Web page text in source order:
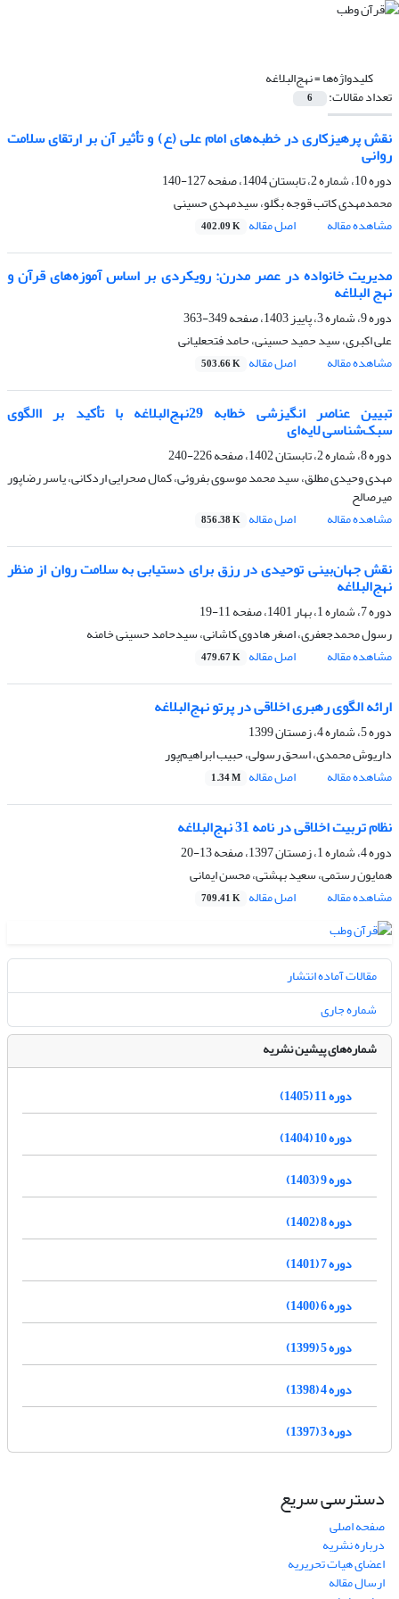
کلیدواژه‌ها =نهج‌البلاغه
تعداد مقالات: 6
نقش پرهیزکاری در خطبه‌های امام علی (ع) و تأثیر آن بر ارتقای سلامت
روانی
دوره 10، شماره 2، تابستان 1404، صفحه
127-140
محمدمهدی کاتب قوجه بگلو، سیدمهدی حسینی
مشاهده مقاله
اصل مقاله 402.09 K
مدیریت خانواده در عصر مدرن: رویکردی بر اساس آموزه‌های قرآن و
نهج البلاغه
دوره 9، شماره 3، پاییز 1403، صفحه
349-363
علی اکبری، سید حمید حسینی، حامد فتحعلیانی
مشاهده مقاله
اصل مقاله 503.66 K
تبیین عناصر انگیزشی خطابه‌ 29نهج‌البلاغه با تأکید بر االگوی
سبک‌شناسی لایه‌ای
دوره 8، شماره 2، تابستان 1402، صفحه
226-240
مهدی وحیدی مطلق، سید محمد موسوی بفروئی، کمال صحرایی اردکانی، یاسر رضاپور
میرصالح
مشاهده مقاله
اصل مقاله 856.38 K
نقش جهان‌بینی توحیدی در رزق برای دستیابی به سلامت روان از منظر
نهج‌البلاغه
دوره 7، شماره 1، بهار 1401، صفحه
11-19
رسول محمدجعفری، اصغر هادوی کاشانی، سیدحامد حسینی خامنه
مشاهده مقاله
اصل مقاله 479.67 K
ارائه الگوی رهبری اخلاقی در پرتو نهج‌البلاغه
دوره 5، شماره 4، زمستان 1399
داریوش محمدی، اسحق رسولی، حبیب ابراهیم‌پور
مشاهده مقاله
اصل مقاله 1.34 M
نظام تربیت اخلاقی در نامه 31 نهج‌البلاغه
دوره 4، شماره 1، زمستان 1397، صفحه
13-20
همایون رستمی، سعید بهشتی، محسن ایمانی
مشاهده مقاله
اصل مقاله 709.41 K
مقالات آماده انتشار
شماره جاری
شماره‌های پیشین نشریه
دوره 11 (1405)
دوره 10 (1404)
دوره 9 (1403)
دوره 8 (1402)
دوره 7 (1401)
دوره 6 (1400)
دوره 5 (1399)
دوره 4 (1398)
دوره 3 (1397)
دسترسی سریع
صفحه اصلی
درباره نشریه
اعضای هیات تحریریه
ارسال مقاله